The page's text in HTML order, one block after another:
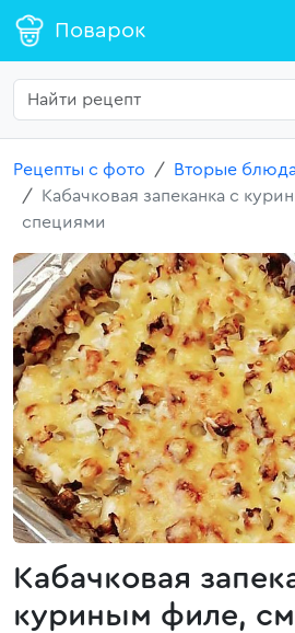
Поварок
Рецепты с фото Вторые
Кабачковая запеканка с
специями
Кабачковая
куриным филе,